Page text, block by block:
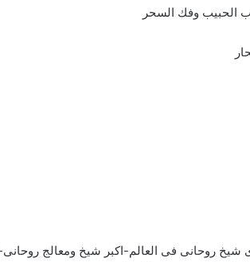
الحبيب وفك السحر
شيخ روحانى فى العالم-اكبر شيخ ومعالج